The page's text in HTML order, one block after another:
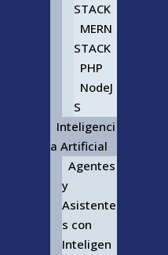
STACK
MERN
STACK
PHP
NodeJ
S
Inteligenci
a Artificial
Agentes
y
Asistente
s con
Inteligen